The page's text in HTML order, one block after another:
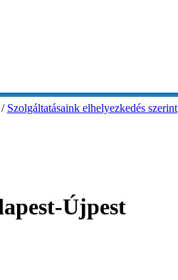
/ Szolgáltatásaink elhelyezkedés szerint
Újpest